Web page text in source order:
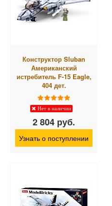
Конструктор Sluban
Американский
истребитель F-15 Eagle,
404 дет.
Нет в наличии
2 804 руб.
Узнать о поступлении